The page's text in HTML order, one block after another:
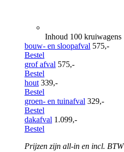
Inhoud 100 kruiwagens
bouw- en sloopafval 575,-
Bestel
grof afval 575,-
Bestel
hout 339,-
Bestel
groen- en tuinafval 329,-
Bestel
dakafval 1.099,-
Bestel
Prijzen zijn all-in en incl. BTW